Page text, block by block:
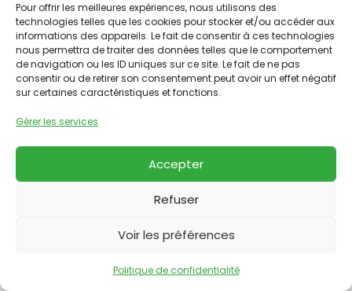
Pour offrir les meilleures expériences, nous utilisons des
technologies telles que les cookies pour stocker et/ou accéder aux
informations des appareils. Le fait de consentir à ces technologies
nous permettra de traiter des données telles que le comportement
de navigation ou les ID uniques sur ce site. Le fait de ne pas
consentir ou de retirer son consentement peut avoir un effet négatif
sur certaines caractéristiques et fonctions.
Gérer les services
Accepter
Refuser
Voir les préférences
Politique de confidentialité
Politique de confidentialité-Mentions légales
Conception :www.paginup.fr
À propos de nous
Un besoin, plusieurs solutions. AG Manutention
projets d’acquisition, de location ou d’entretien
de matériel de manutention.
Notre entreprise